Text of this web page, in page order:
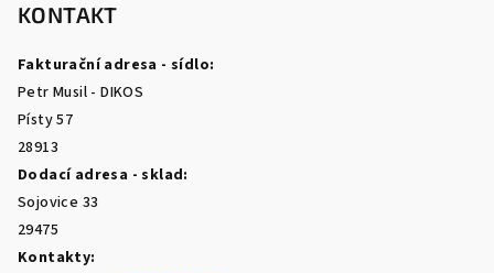
KONTAKT
Fakturační adresa - sídlo:
Petr Musil - DIKOS
Písty 57
28913
Dodací adresa - sklad:
Sojovice 33
29475
Kontakty: